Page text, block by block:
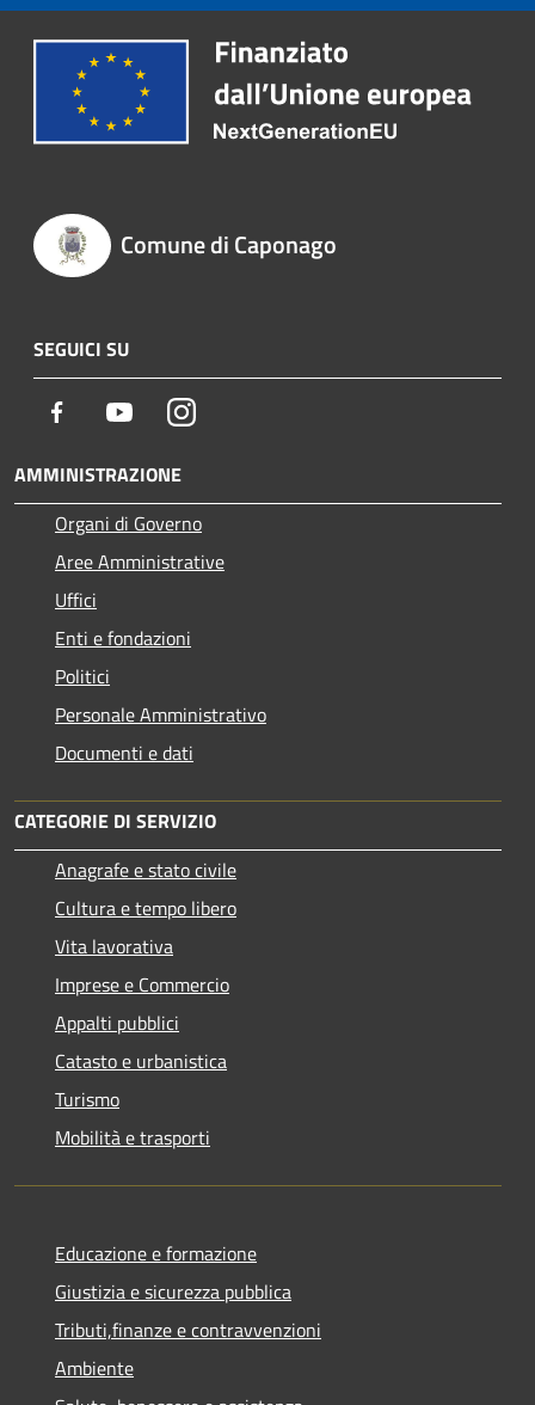
Comune di Caponago
SEGUICI SU
Facebook YoutubeInstagram
AMMINISTRAZIONE
Organi di Governo
Aree Amministrative
Uffici
Enti e fondazioni
Politici
Personale Amministrativo
Documenti e dati
CATEGORIE DI SERVIZIO
Anagrafe e stato civile
Cultura e tempo libero
Vita lavorativa
Imprese e Commercio
Appalti pubblici
Catasto e urbanistica
Turismo
Mobilità e trasporti
Educazione e formazione
Giustizia e sicurezza pubblica
Tributi,finanze e contravvenzioni
Ambiente